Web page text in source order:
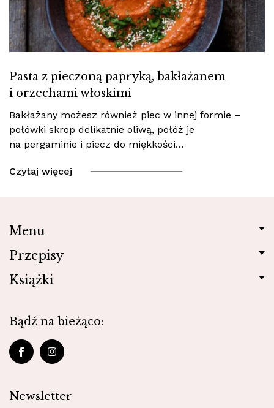
Pasta z pieczoną papryką, bakłażanem
i orzechami włoskimi
Bakłażany możesz również piec w innej formie –
połówki skrop delikatnie oliwą, połóż je
na pergaminie i piecz do miękkości…
Czytaj więcej
Menu
Przepisy
Książki
Bądź na bieżąco:
Newsletter